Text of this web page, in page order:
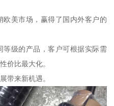
美市场，赢得了国内外客户的
级的产品，客户可根据实际需
价比最大化。
带来新机遇。